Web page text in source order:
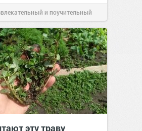
и поучительный
авг 2026
эту траву